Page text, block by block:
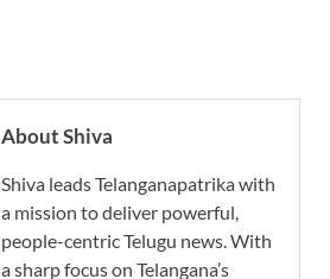
About Shiva
Shiva leads Telanganapatrika with
a mission to deliver powerful,
people-centric Telugu news. With
a sharp focus on Telangana’s